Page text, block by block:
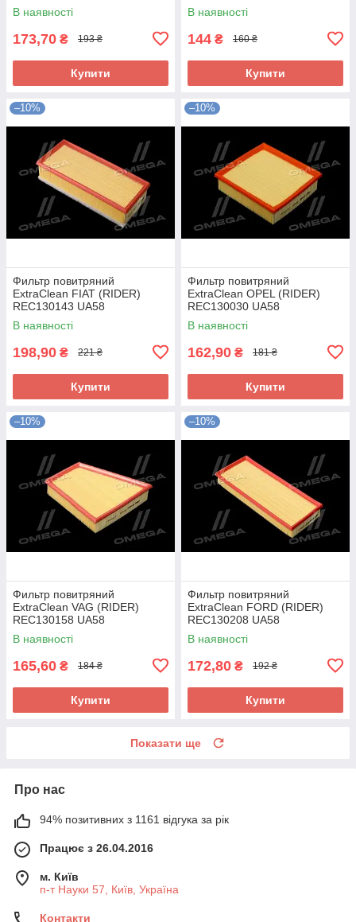
В наявності
173,70 ₴ 193 ₴
Купити
В наявності
144 ₴ 160 ₴
Купити
–10%
Фильтр повитряний
ExtraClean FIAT (RIDER)
REC130143 UA58
В наявності
198,90 ₴ 221 ₴
Купити
–10%
Фильтр повитряний
ExtraClean OPEL (RIDER)
REC130030 UA58
В наявності
162,90 ₴ 181 ₴
Купити
–10%
Фильтр повитряний
ExtraClean VAG (RIDER)
REC130158 UA58
В наявності
165,60 ₴ 184 ₴
Купити
–10%
Фильтр повитряний
ExtraClean FORD (RIDER)
REC130208 UA58
В наявності
172,80 ₴ 192 ₴
Купити
Показати ще
Про нас
94% позитивних з 1161 відгука за рік
Працює з 26.04.2016
м. Київ
п-т Науки 57, Київ, Україна
Контакти